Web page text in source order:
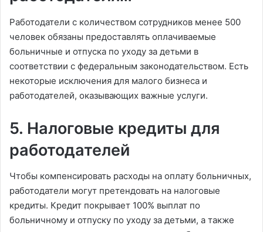
Работодатели с количеством сотрудников менее 500
человек обязаны предоставлять оплачиваемые
больничные и отпуска по уходу за детьми в
соответствии с федеральным законодательством. Есть
некоторые исключения для малого бизнеса и
работодателей, оказывающих важные услуги.
5. Налоговые кредиты для
работодателей
Чтобы компенсировать расходы на оплату больничных,
работодатели могут претендовать на налоговые
кредиты. Кредит покрывает 100% выплат по
больничному и отпуску по уходу за детьми, а также